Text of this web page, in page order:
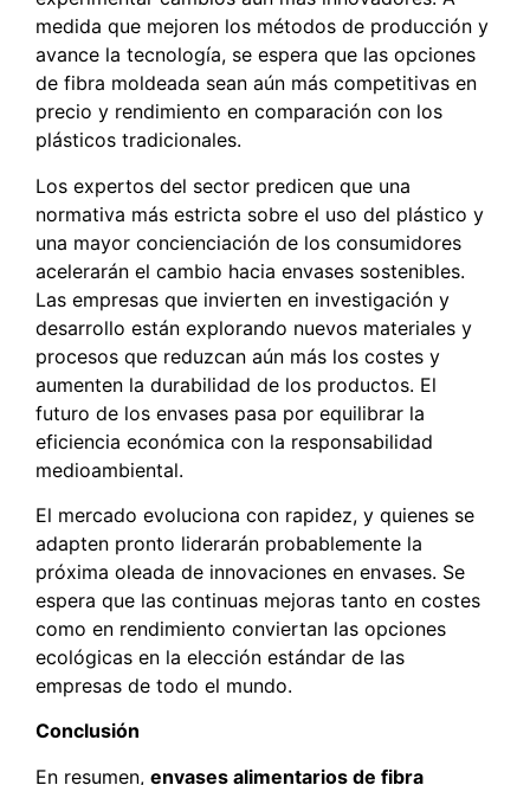
medida que mejoren los métodos de producción y
avance la tecnología, se espera que las opciones
de fibra moldeada sean aún más competitivas en
precio y rendimiento en comparación con los
plásticos tradicionales.
Los expertos del sector predicen que una
normativa más estricta sobre el uso del plástico y
una mayor concienciación de los consumidores
acelerarán el cambio hacia envases sostenibles.
Las empresas que invierten en investigación y
desarrollo están explorando nuevos materiales y
procesos que reduzcan aún más los costes y
aumenten la durabilidad de los productos. El
futuro de los envases pasa por equilibrar la
eficiencia económica con la responsabilidad
medioambiental.
El mercado evoluciona con rapidez, y quienes se
adapten pronto liderarán probablemente la
próxima oleada de innovaciones en envases. Se
espera que las continuas mejoras tanto en costes
como en rendimiento conviertan las opciones
ecológicas en la elección estándar de las
empresas de todo el mundo.
Conclusión
En resumen, envases alimentarios de fibra